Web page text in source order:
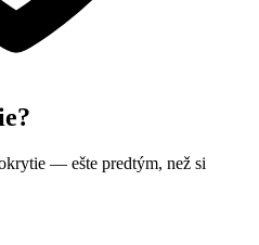
— ešte predtým, než si